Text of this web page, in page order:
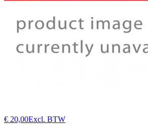
€ 20,00Excl. BTW